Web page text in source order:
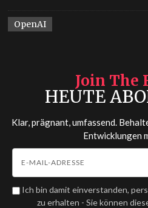
OpenAI
Join The
HEUTE
Klar, prägnant, umfassend.
Entwicklungen
Ich bin damit einverstanden,
zu erhalten - Sie können